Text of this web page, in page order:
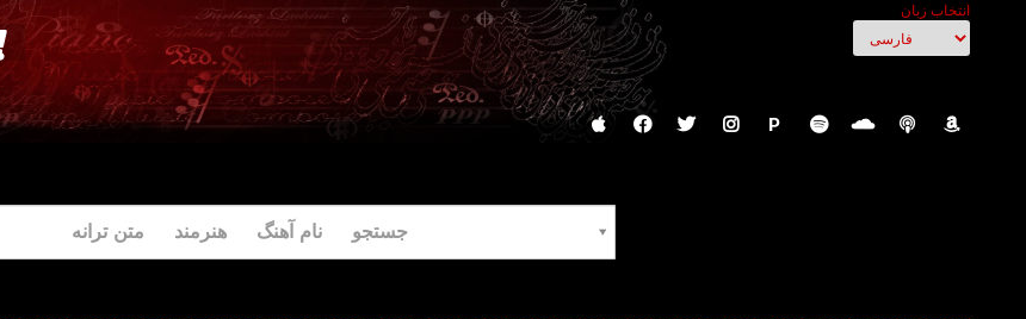
انتخاب زبان
P
جستجو نام آهنگ هنرمند متن ترانه